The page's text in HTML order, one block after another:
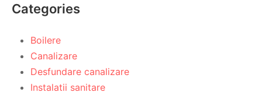
Categories
Boilere
Canalizare
Desfundare canalizare
Instalatii sanitare